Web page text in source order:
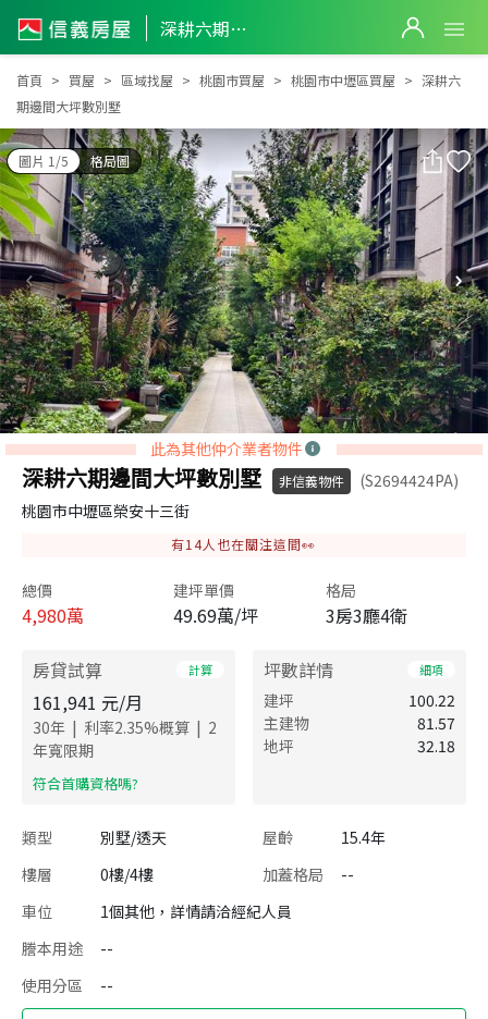
深耕六期邊間大坪數別墅
深耕六期邊間大坪數別墅
首頁 買屋 區域找屋 桃園市買屋 桃園市中壢區買屋
深耕六
期邊間大坪數別墅
圖片 1/5 格局圖
此為其他仲介業者物件
深耕六期邊間大坪數別墅 非信義物件
(S2694424PA)
桃園市中壢區榮安十三街
有14人也在關注這間👀
總價
4,980萬
建坪單價
49.69萬/坪
格局
3房3廳4衛
房貸試算 計算
161,941 元/月
30年 | 利率2.35%概算 | 2
年寬限期
​符合首購資格嗎?
坪數詳情 細項
建坪
100.22
主建物
81.57
地坪
32.18
類型 別墅/透天 屋齡
15.4年
樓層
0樓/4樓 加蓋格局
--
車位
1個其他，詳情請洽經紀人員
謄本用途
--
使用分區
--